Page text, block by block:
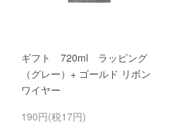
ギフト 720ml ラッピング
（グレー）+ ゴールド リボン
ワイヤー
190円(税17円)